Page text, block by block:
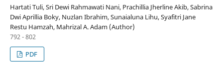
Hartati Tuli, Sri Dewi Rahmawati Nani, Prachillia Jherline Akib, Sabrina
Dwi Aprillia Boky, Nuzlan Ibrahim, Sunaialuna Lihu, Syafitri Jane
Restu Hamzah, Mahrizal A. Adam (Author)
792 - 802
PDF